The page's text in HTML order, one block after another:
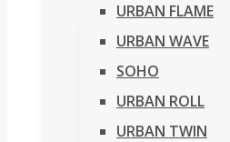
URBAN FLAME
URBAN WAVE
SOHO
URBAN ROLL
URBAN TWIN